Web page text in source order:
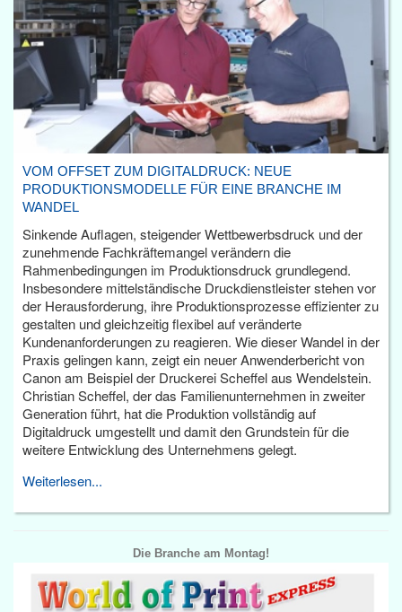
VOM OFFSET ZUM DIGITALDRUCK: NEUE
PRODUKTIONSMODELLE FÜR EINE BRANCHE IM
WANDEL
Sinkende Auflagen, steigender Wettbewerbsdruck und der
zunehmende Fachkräftemangel verändern die
Rahmenbedingungen im Produktionsdruck grundlegend.
Insbesondere mittelständische Druckdienstleister stehen vor
der Herausforderung, ihre Produktionsprozesse effizienter zu
gestalten und gleichzeitig flexibel auf veränderte
Kundenanforderungen zu reagieren. Wie dieser Wandel in der
Praxis gelingen kann, zeigt ein neuer Anwenderbericht von
Canon am Beispiel der Druckerei Scheffel aus Wendelstein.
Christian Scheffel, der das Familienunternehmen in zweiter
Generation führt, hat die Produktion vollständig auf
Digitaldruck umgestellt und damit den Grundstein für die
weitere Entwicklung des Unternehmens gelegt.
Weiterlesen...
Die Branche am Montag!